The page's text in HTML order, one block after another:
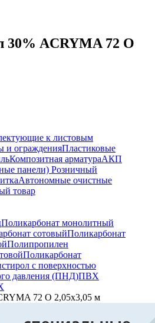
30% ACRYMA 72 O
к листовым
и огражденияПластиковые
Композитная арматураАКП
панели) Розничный
Автономные очистные
товар
Поликарбонат монолитный
сотовыйПоликарбонат
Полипропилен
Поликарбонат
с поверхностью
давления (ПНД)ПВХ
72 O 2,05х3,05 м